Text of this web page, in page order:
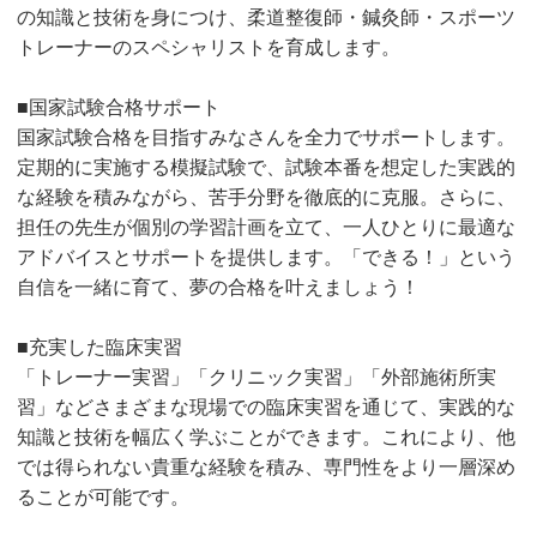
の知識と技術を身につけ、柔道整復師・鍼灸師・スポーツ
トレーナーのスペシャリストを育成します。
■国家試験合格サポート
国家試験合格を目指すみなさんを全力でサポートします。
定期的に実施する模擬試験で、試験本番を想定した実践的
な経験を積みながら、苦手分野を徹底的に克服。さらに、
担任の先生が個別の学習計画を立て、一人ひとりに最適な
アドバイスとサポートを提供します。「できる！」という
自信を一緒に育て、夢の合格を叶えましょう！
■充実した臨床実習
「トレーナー実習」「クリニック実習」「外部施術所実
習」などさまざまな現場での臨床実習を通じて、実践的な
知識と技術を幅広く学ぶことができます。これにより、他
では得られない貴重な経験を積み、専門性をより一層深め
ることが可能です。